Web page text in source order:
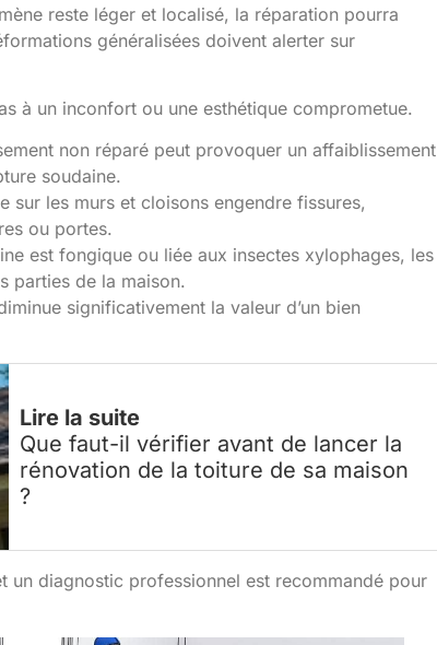
reste léger et localisé, la réparation pourra
généralisées doivent alerter sur
à un inconfort ou une esthétique comprometue.
non réparé peut provoquer un affaiblissement
soudaine.
sur les murs et cloisons engendre fissures,
ou portes.
est fongique ou liée aux insectes xylophages, les
parties de la maison.
significativement la valeur d’un bien
Lire la suite
Que faut-il vérifier avant de lancer la
rénovation de la toiture de sa maison
?
un diagnostic professionnel est recommandé pour